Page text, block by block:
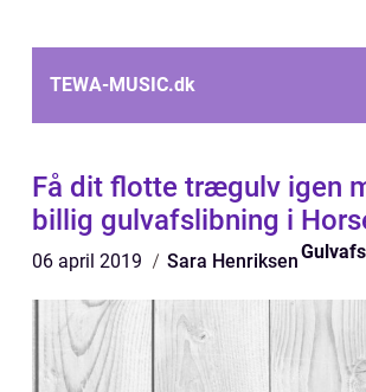
TEWA-MUSIC.dk
Få dit flotte trægulv igen
billig gulvafslibning i
06 april 2019 Sara Henriksen